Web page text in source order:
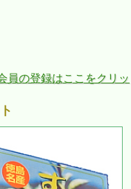
の登録はここをクリッ